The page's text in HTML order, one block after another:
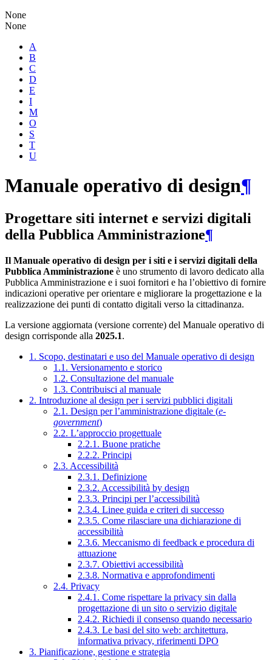
None
None
A
B
C
D
E
I
M
O
S
T
U
Manuale operativo di design¶
Progettare siti internet e servizi digitali
della Pubblica Amministrazione¶
Il Manuale operativo di design per i siti e i servizi digitali della
Pubblica Amministrazione è uno strumento di lavoro dedicato alla
Pubblica Amministrazione e i suoi fornitori e ha l’obiettivo di fornire
indicazioni operative per orientare e migliorare la progettazione e la
realizzazione dei punti di contatto digitali verso la cittadinanza.
La versione aggiornata (versione corrente) del Manuale operativo di
design corrisponde alla 2025.1.
1. Scopo, destinatari e uso del Manuale operativo di design
1.1. Versionamento e storico
1.2. Consultazione del manuale
1.3. Contribuisci al manuale
2. Introduzione al design per i servizi pubblici digitali
2.1. Design per l’amministrazione digitale (e-
government)
2.2. L’approccio progettuale
2.2.1. Buone pratiche
2.2.2. Principi
2.3. Accessibilità
2.3.1. Definizione
2.3.2. Accessibilità by design
2.3.3. Principi per l’accessibilità
2.3.4. Linee guida e criteri di successo
2.3.5. Come rilasciare una dichiarazione di
accessibilità
2.3.6. Meccanismo di feedback e procedura di
attuazione
2.3.7. Obiettivi accessibilità
2.3.8. Normativa e approfondimenti
2.4. Privacy
2.4.1. Come rispettare la privacy sin dalla
progettazione di un sito o servizio digitale
2.4.2. Richiedi il consenso quando necessario
2.4.3. Le basi del sito web: architettura,
informativa privacy, riferimenti DPO
3. Pianificazione, gestione e strategia